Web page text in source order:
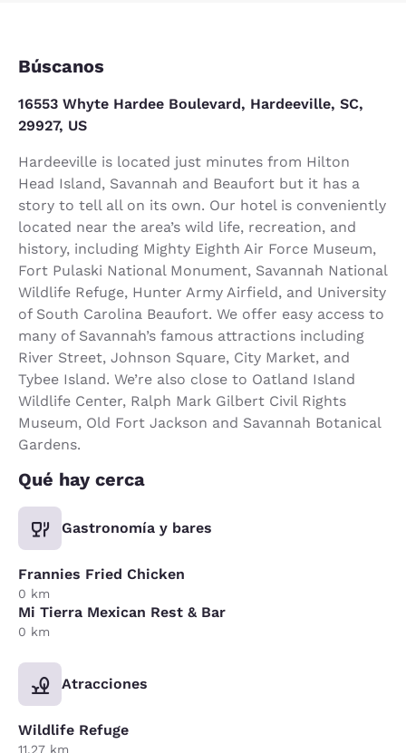
Búscanos
16553 Whyte Hardee Boulevard, Hardeeville, SC,
29927, US
Hardeeville is located just minutes from Hilton
Head Island, Savannah and Beaufort but it has a
story to tell all on its own. Our hotel is conveniently
located near the area’s wild life, recreation, and
history, including Mighty Eighth Air Force Museum,
Fort Pulaski National Monument, Savannah National
Wildlife Refuge, Hunter Army Airfield, and University
of South Carolina Beaufort. We offer easy access to
many of Savannah’s famous attractions including
River Street, Johnson Square, City Market, and
Tybee Island. We’re also close to Oatland Island
Wildlife Center, Ralph Mark Gilbert Civil Rights
Museum, Old Fort Jackson and Savannah Botanical
Gardens.
Qué hay cerca
Gastronomía y bares
Frannies Fried Chicken
0 km
Mi Tierra Mexican Rest & Bar
0 km
Atracciones
Wildlife Refuge
11.27 km